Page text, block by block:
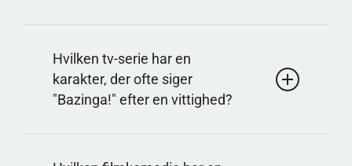
Historien starter som et simpelt babysitterjob, men
udvikler sig til kaotiske begivenheder i storbyen.
Komikken kommer fra uventede problemer og
improviserede løsninger i løbet af natten.
Hvilken tv-serie har en
karakter, der ofte siger
"Bazinga!" efter en vittighed?
Udtrykket bruges som en markør for, at en